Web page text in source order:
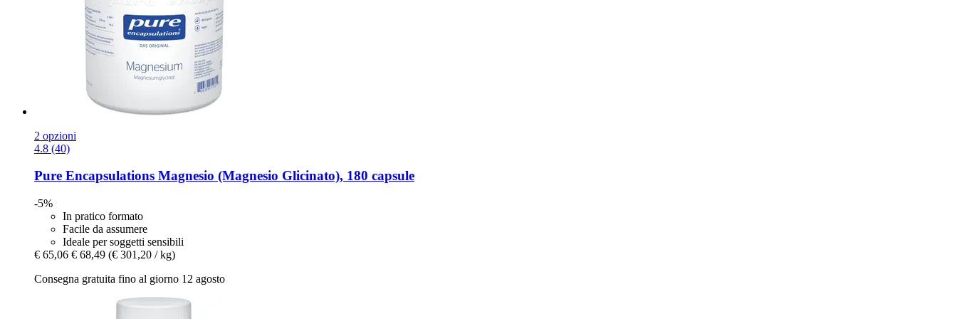
2 opzioni
4.8 (40)
Pure Encapsulations Magnesio (Magnesio Glicinato), 180 capsule
-5%
In pratico formato
Facile da assumere
Ideale per soggetti sensibili
€ 65,06 € 68,49 (€ 301,20 / kg)
Consegna gratuita fino al giorno 12 agosto